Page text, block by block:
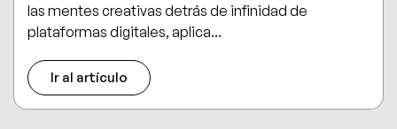
las mentes creativas detrás de infinidad de
plataformas digitales, aplica...
Ir al artículo